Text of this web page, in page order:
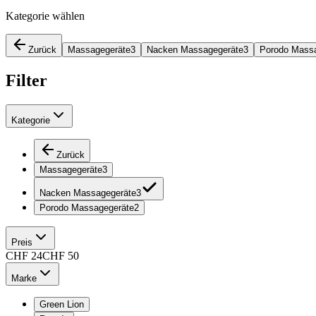
Kategorie wählen
Zurück Massagegeräte3 Nacken Massagegeräte3 Porodo
Filter
Kategorie
Zurück
Massagegeräte3
Nacken Massagegeräte3
Porodo Massagegeräte2
Preis
CHF 24CHF 50
Marke
Green Lion